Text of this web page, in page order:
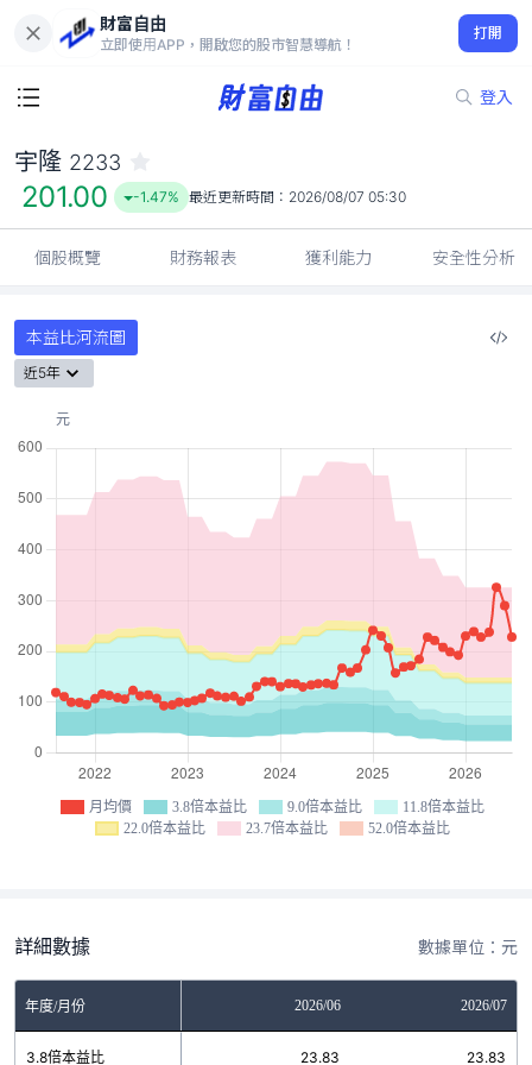
財富自由
立即使用APP，開啟您的股市智慧導航！
打開
登入
201.00
-1.47%
宇隆 2233
201.00 -1.47% 最近更新時間： 2026/08/07 05:30
個股概覽 財務報表 獲利能力 安全性分析
本益比河流圖
近5年
月均價 3.8倍本益比 9.0倍本益比
11.8倍本益比
22.0倍本益比
23.7倍本益比 52.0倍本益比
詳細數據 數據單位：元
年度/月份 2026/06 2026/07
3.8倍本益比 23.83 23.83